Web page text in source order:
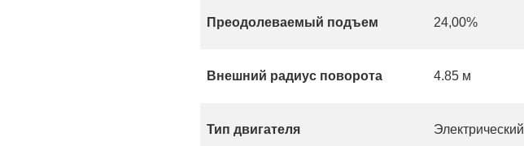
Преодолеваемый подъем 24,00%
Внешний радиус поворота 4.85 м
Тип двигателя Электрический